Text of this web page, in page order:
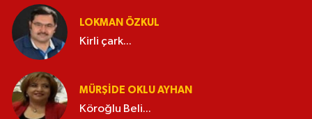
LOKMAN ÖZKUL
Kirli çark...
MÜRŞIDE OKLU AYHAN
Köroğlu Beli...